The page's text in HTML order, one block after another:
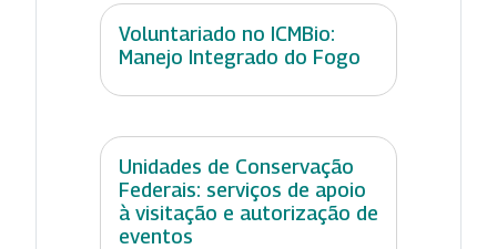
Voluntariado no ICMBio:
Manejo Integrado do Fogo
Unidades de Conservação
Federais: serviços de apoio
à visitação e autorização de
eventos